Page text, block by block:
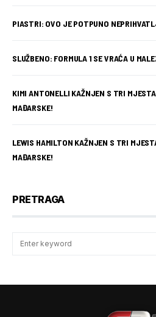
PIASTRI: OVO JE POTPUNO
SLUŽBENO: FORMULA 1 SE VRAĆA U
KIMI ANTONELLI KAŽNJEN S TRI
MAĐARSKE!
LEWIS HAMILTON KAŽNJEN S TRI
MAĐARSKE!
PRETRAGA